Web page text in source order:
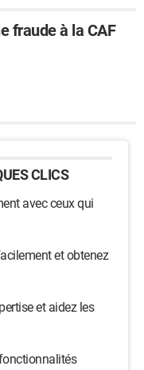
fraude à la CAF
CLICS
avec ceux qui
et obtenez
et aidez les